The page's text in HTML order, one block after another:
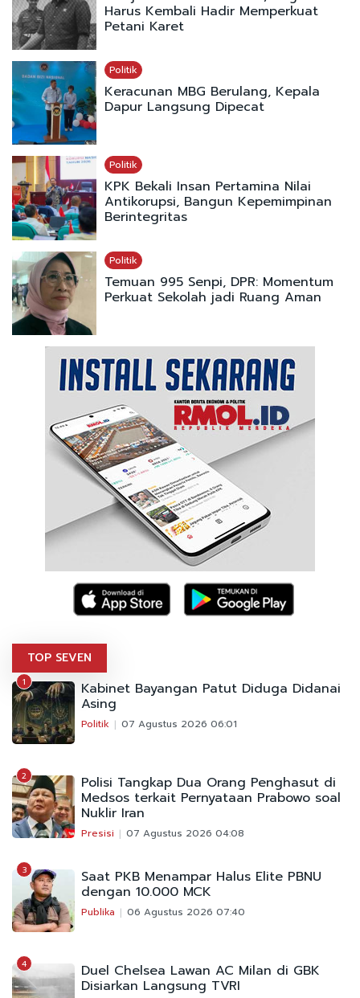
Harus Kembali Hadir Memperkuat
Petani Karet
Politik
Keracunan MBG Berulang, Kepala
Dapur Langsung Dipecat
Politik
KPK Bekali Insan Pertamina Nilai
Antikorupsi, Bangun Kepemimpinan
Berintegritas
Politik
Temuan 995 Senpi, DPR: Momentum
Perkuat Sekolah jadi Ruang Aman
TOP SEVEN
1 Kabinet Bayangan Patut Diduga Didanai
Asing
Politik 07 Agustus 2026 06:01
2 Polisi Tangkap Dua Orang Penghasut di
Medsos terkait Pernyataan Prabowo soal
Nuklir Iran
Presisi 07 Agustus 2026 04:08
3 Saat PKB Menampar Halus Elite PBNU
dengan 10.000 MCK
Publika 06 Agustus 2026 07:40
4 Duel Chelsea Lawan AC Milan di GBK
Disiarkan Langsung TVRI